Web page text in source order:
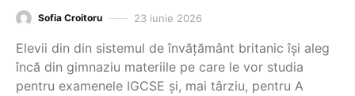
Sofia Croitoru 23 iunie 2026
Elevii din din sistemul de învățământ britanic își aleg
încă din gimnaziu materiile pe care le vor studia
pentru examenele IGCSE și, mai târziu, pentru A